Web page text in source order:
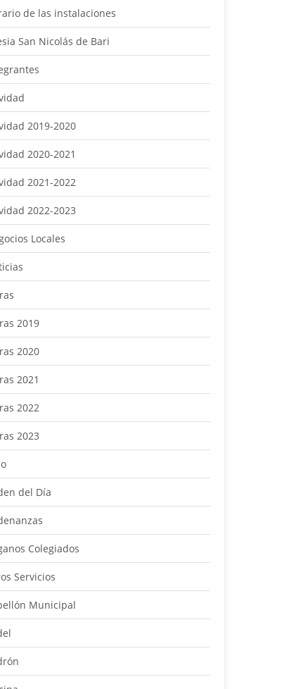
de las instalaciones
San Nicolás de Bari
2019-2020
2020-2021
2021-2022
2022-2023
Locales
2019
2020
2021
2022
2023
del Día
Colegiados
Servicios
Municipal